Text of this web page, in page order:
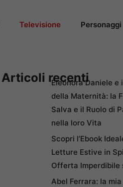
Televisione Personaggi
Articoli recenti
Eleonora Daniele e
della Maternità: la
Salva e il Ruolo di
nella loro Vita
Scopri l’Ebook
Letture Estive in
Offerta Imperdibile
Abel Ferrara: la